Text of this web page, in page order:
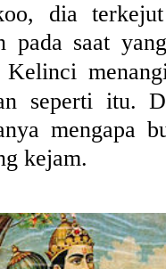
dia
pada saat
Kelinci
seperti itu.
mengapa
kejam.